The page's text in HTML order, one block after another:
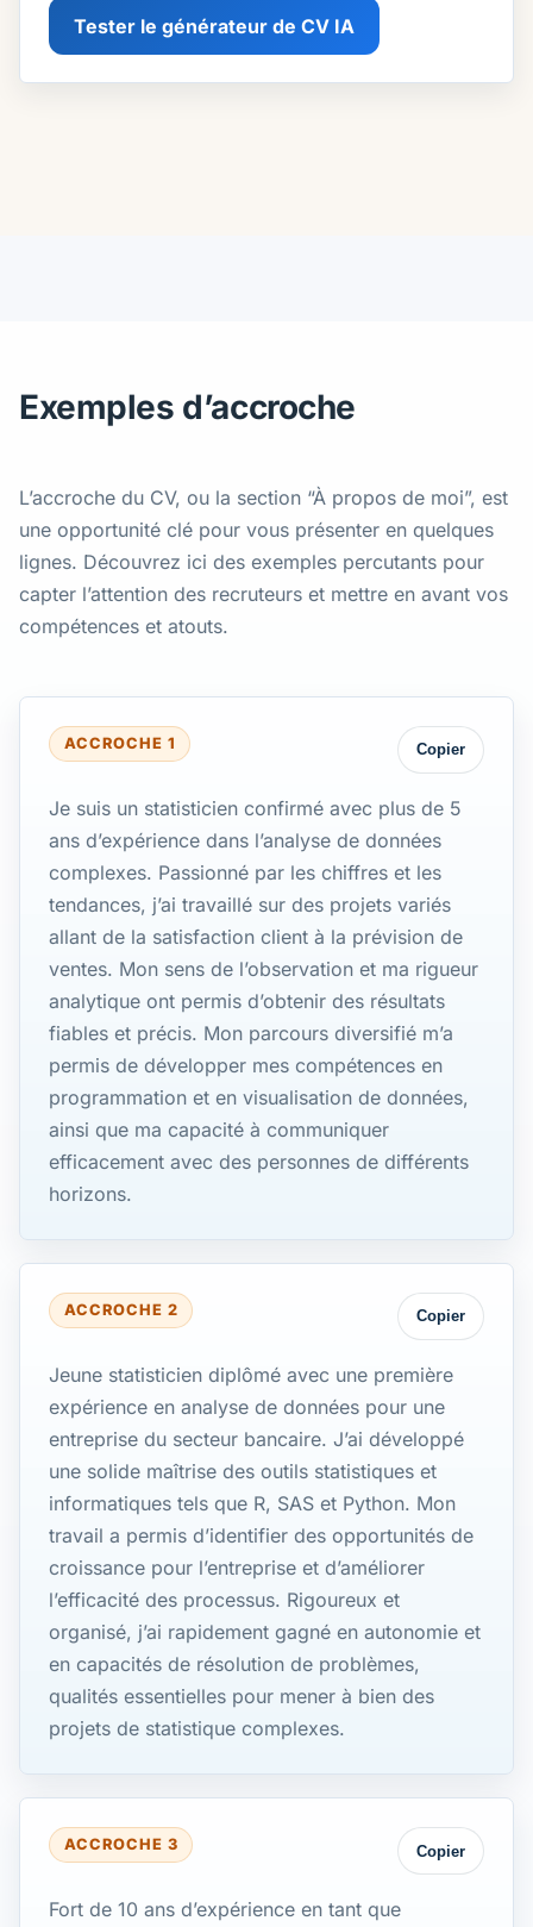
Tester le générateur de CV IA
Exemples d’accroche
L’accroche du CV, ou la section “À propos de moi”, est
une opportunité clé pour vous présenter en quelques
lignes. Découvrez ici des exemples percutants pour
capter l’attention des recruteurs et mettre en avant vos
compétences et atouts.
ACCROCHE 1 Copier
Je suis un statisticien confirmé avec plus de 5
ans d’expérience dans l’analyse de données
complexes. Passionné par les chiffres et les
tendances, j’ai travaillé sur des projets variés
allant de la satisfaction client à la prévision de
ventes. Mon sens de l’observation et ma rigueur
analytique ont permis d’obtenir des résultats
fiables et précis. Mon parcours diversifié m’a
permis de développer mes compétences en
programmation et en visualisation de données,
ainsi que ma capacité à communiquer
efficacement avec des personnes de différents
horizons.
ACCROCHE 2 Copier
Jeune statisticien diplômé avec une première
expérience en analyse de données pour une
entreprise du secteur bancaire. J’ai développé
une solide maîtrise des outils statistiques et
informatiques tels que R, SAS et Python. Mon
travail a permis d’identifier des opportunités de
croissance pour l’entreprise et d’améliorer
l’efficacité des processus. Rigoureux et
organisé, j’ai rapidement gagné en autonomie et
en capacités de résolution de problèmes,
qualités essentielles pour mener à bien des
projets de statistique complexes.
ACCROCHE 3 Copier
Fort de 10 ans d’expérience en tant que